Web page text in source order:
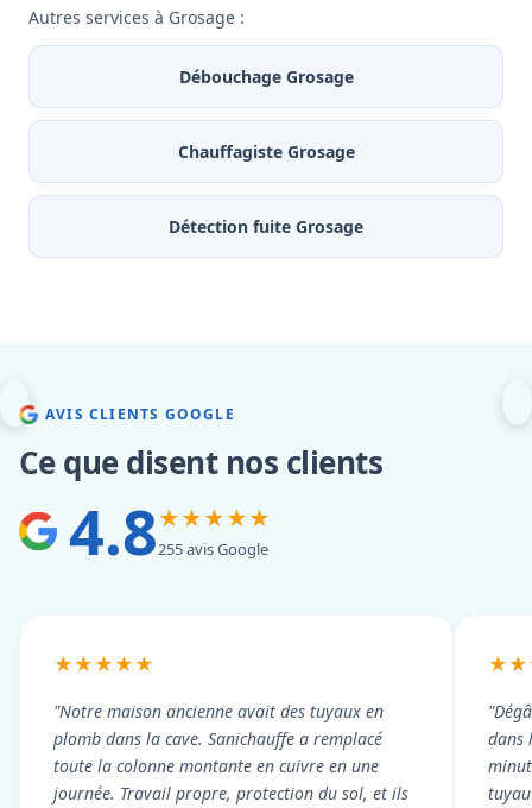
Autres services à Grosage :
Débouchage Grosage
Chauffagiste Grosage
Détection fuite Grosage
AVIS CLIENTS GOOGLE
Ce que disent nos clients
4.8★★★★★
255 avis Google
★★★★★
"Notre maison ancienne avait des tuyaux en
plomb dans la cave. Sanichauffe a remplacé
toute la colonne montante en cuivre en une
journée. Travail propre, protection du sol, et ils
dans